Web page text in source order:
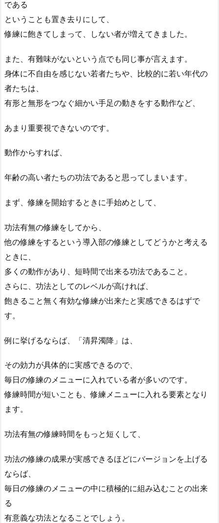
である
ということも置き去りにして、
修練に飽きてしまって、しない者が増えてきました。
また、有難味がないという点でも同じ事が言えます。
身体に不自由を感じない若者たちや、比較的に若い年代の
者たちは、
有形と無形をつなぐ細かい手足の動きをする動作など、
あまり重要視できないのです。
動作からすれば、
年齢の高い者たちの功法であると思ってしまいます。
まず、修練を開始するときに手始めとして、
功法有無の修練をしてから、
他の修練をするという導入部の修練としてどうかと考える
ときに、
多くの動作があり、短時間で出来る功法であること。
さらに、功法としてのレベルが高ければ、
飽きること無く有効な修練が出来たと実感できるはずで
す。
例に挙げるならば、「清昇濁降」は、
その効力が具体的に実感できるので、
毎日の修練のメニューに入れている者が多いのです。
修練時間が短いことも、修練メニューに入れる要素となり
ます。
功法有無の修練時間をもっと短くして、
功法の修練の成果が実感できるほどにバージョンを上げる
ならば、
毎日の修練のメニューの中に積極的に組み込むことの出来
る
有意義な功法となることでしょう。